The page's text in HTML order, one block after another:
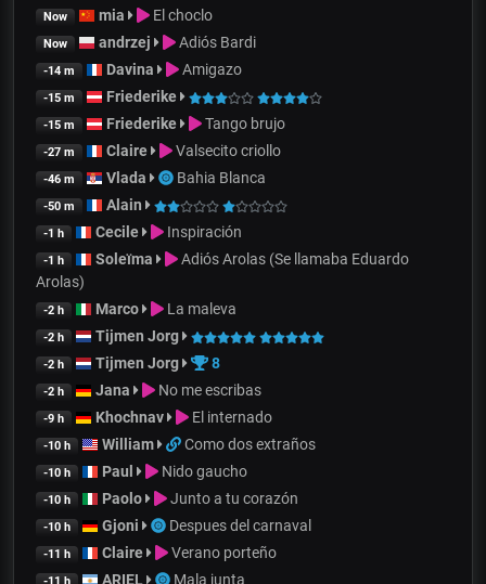
Now mia El choclo
Now andrzej Adiós Bardi
-14 m Davina Amigazo
-15 m Friederike
-15 m Friederike Tango brujo
-27 m Claire Valsecito criollo
-46 m Vlada Bahia Blanca
-50 m Alain
-1 h Cecile Inspiración
-1 h Soleïma
Adiós Arolas (Se llamaba Eduardo
Arolas)
-2 h Marco La maleva
-2 h Tijmen Jorg
-2 h Tijmen Jorg 8
-2 h Jana No me escribas
-9 h Khochnav El internado
-10 h William Como dos extraños
-10 h Paul Nido gaucho
-10 h Paolo Junto a tu corazón
-10 h Gjoni Despues del carnaval
-11 h Claire Verano porteño
ARIEL Mala junta